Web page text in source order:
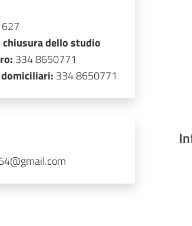
dello studio
334 8650771
334 8650771